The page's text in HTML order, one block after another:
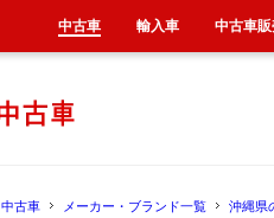
中古車 メーカー・ブランド一覧 沖縄県
中古車 輸入車 中古車